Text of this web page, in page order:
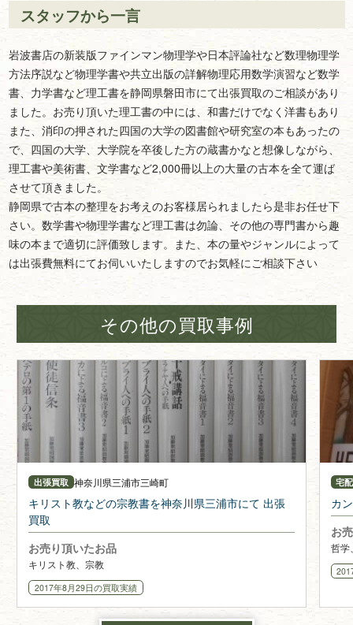
スタッフから一言
岩波書店の新装版ファインマン物理学や日本評論社など数理物理学
方法序説など物理学書や共立出版の詳解物理応用数学演習など数学
書、力学書など理工書を静岡県磐田市にて出張買取のご相談があり
ました。お売り頂いた理工書の中には、和書だけでなく洋書もあり
また、消印の押された四国の大学の図書館や研究室の本もあったの
で、四国の大学、大学院を卒後した方の蔵書かなと想像しながら、
理工書や美術書、文学書など2,000冊以上の大量の古本を全て運ば
させて頂きました。
静岡県で古本の整理をお考えのお客様居られましたら是非お任せ下
さい。数学書や物理学書など理工書は勿論、その他の専門書から趣
味の本まで適切に評価致します。また、本の量やジャンルによって
は出張費無料にてお伺いいたしますのでお気軽にご相談下さい
その他の買取事例
出張買取 神奈川県三浦市三崎町
キリスト教などの宗教書を神奈川県三浦市にて 出張
買取
お売り頂いたお品
キリスト教、宗教
2017年8月29日の買取実績
宅
カ
お
哲学